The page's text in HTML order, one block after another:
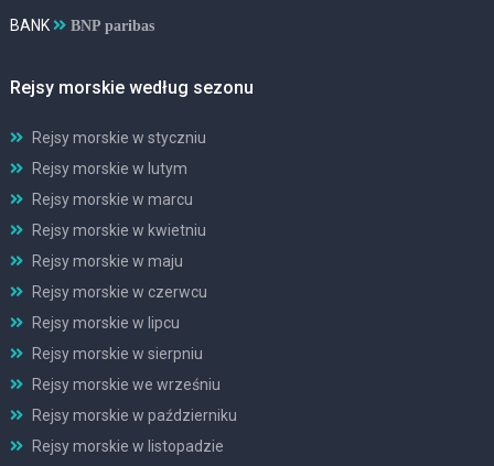
BANK BNP paribas
Rejsy morskie według sezonu
Rejsy morskie w styczniu
Rejsy morskie w lutym
Rejsy morskie w marcu
Rejsy morskie w kwietniu
Rejsy morskie w maju
Rejsy morskie w czerwcu
Rejsy morskie w lipcu
Rejsy morskie w sierpniu
Rejsy morskie we wrześniu
Rejsy morskie w październiku
Rejsy morskie w listopadzie